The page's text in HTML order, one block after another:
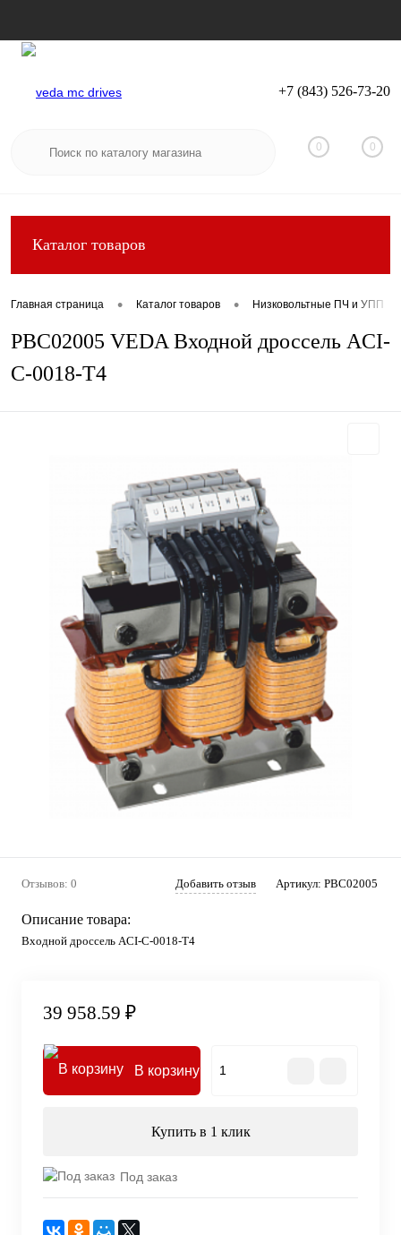
Вход Регистрация
+7 (843) 526-73-20
0 0
Каталог товаров
Главная страница • Каталог товаров • Низковольтные ПЧ и УПП
PBC02005 VEDA Входной дроссель ACI-
C-0018-T4
Отзывов: 0 Добавить отзыв Артикул: PBC02005
Описание товара:
Входной дроссель ACI-C-0018-T4
39 958.59 ₽
В корзину
Купить в 1 клик
Под заказ